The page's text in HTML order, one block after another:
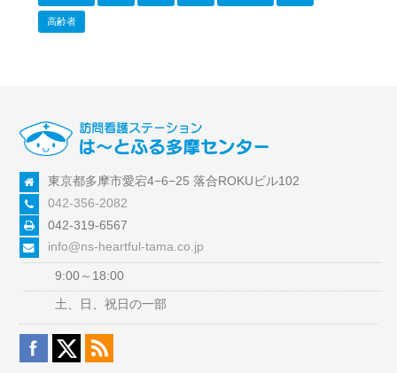
高齢者
東京都多摩市愛宕4−6−25 落合ROKUビル102
042-356-2082
042-319-6567
info@ns-heartful-tama.co.jp
9:00～18:00
土、日、祝日の一部